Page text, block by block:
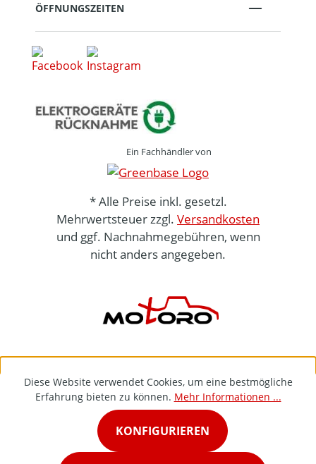
ÖFFNUNGSZEITEN
Ein Fachhändler von
* Alle Preise inkl. gesetzl.
Mehrwertsteuer zzgl. Versandkosten
und ggf. Nachnahmegebühren, wenn
nicht anders angegeben.
Diese Website verwendet Cookies, um eine bestmögliche
Erfahrung bieten zu können. Mehr Informationen ...
KONFIGURIEREN